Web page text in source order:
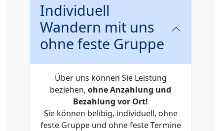
Individuell
Wandern mit uns
ohne feste Gruppe
Über uns können Sie Leistung
beziehen, ohne Anzahlung und
Bezahlung vor Ort!
Sie können belibig, individuell, ohne
feste Gruppe und ohne feste Termine